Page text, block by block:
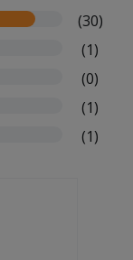
(30)
(1)
(0)
(1)
(1)